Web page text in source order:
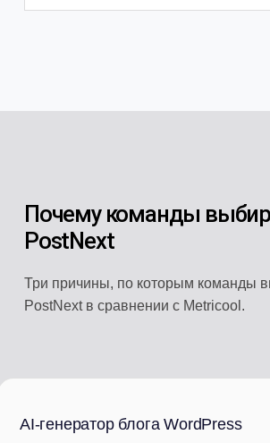
Почему команды
PostNext
Три причины, по которым команды
PostNext в сравнении с Metricool.
AI-генератор блога WordPress